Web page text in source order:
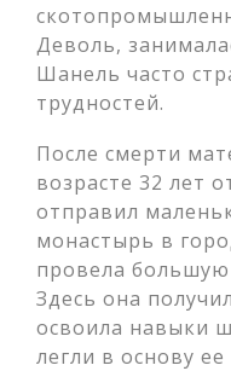
Деволь,
Шанель часто
трудностей.
После смерти
возрасте 32 лет
отправил
монастырь в
провела большую
Здесь она
освоила навыки
легли в основу